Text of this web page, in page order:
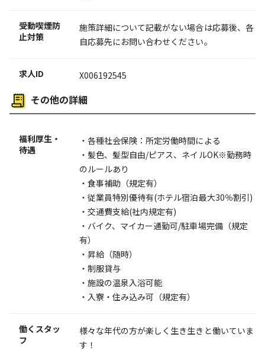
受動喫煙防
止対策
施策詳細について記載がない場合は応募後、各
自応募先にお問い合わせください。
求人ID X006192545
その他の詳細
福利厚生・
待遇
・各種社会保険：所定労働時間による
・髪色、髪型自由/ピアス、ネイルOK※勤務時
のルールあり
・食事補助（規定有）
・従業員特別優待有(ホテル宿泊最大30％割引)
・交通費支給(社内規定有)
・バイク、マイカー通勤可/駐車場完備（規定
有）
・昇給（随時）
・制服貸与
・施設の温泉入浴可能
・入寮・住み込み可（規定有）
働くスタッ
フ
様々な年代の方が楽しく生き生きと働いていま
す！